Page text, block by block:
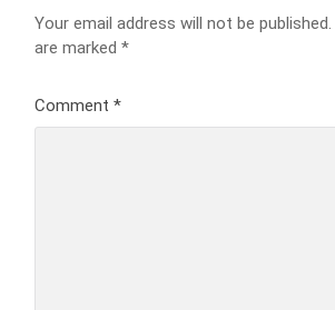
Your email address will not be published.
are marked*
Comment*